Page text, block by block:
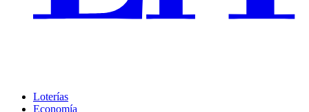
Loterías
Economía